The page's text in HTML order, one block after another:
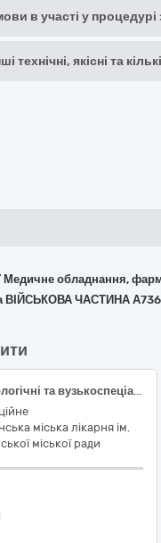
в участі у процедурі
технічні, якісні та
Медичне обладнання,
ВІЙСЬКОВА ЧАСТИНА
33130000-0 Стоматологічні та вузькоспеціалізовані інструменти та прилади.
міська лікарня ім.
міської ради